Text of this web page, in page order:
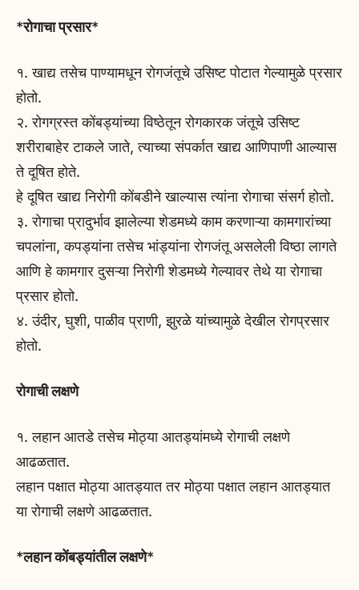
*रोगाचा प्रसार*
१. खाद्य तसेच पाण्यामधून रोगजंतूचे उसिष्ट पोटात गेल्यामुळे प्रसार
होतो.
२. रोगग्रस्त कोंबड्यांच्या विष्ठेतून रोगकारक जंतूचे उसिष्ट
शरीराबाहेर टाकले जाते, त्याच्या संपर्कात खाद्य आणिपाणी आल्यास
ते दूषित होते.
हे दूषित खाद्य निरोगी कोंबडीने खाल्यास त्यांना रोगाचा संसर्ग होतो.
३. रोगाचा प्रादुर्भाव झालेल्या शेडमध्ये काम करणाऱ्या कामगारांच्या
चपलांना, कपड्यांना तसेच भांड्यांना रोगजंतू असलेली विष्ठा लागते
आणि हे कामगार दुसऱ्या निरोगी शेडमध्ये गेल्यावर तेथे या रोगाचा
प्रसार होतो.
४. उंदीर, घुशी, पाळीव प्राणी, झुरळे यांच्यामुळे देखील रोगप्रसार
होतो.
रोगाची लक्षणे
१. लहान आतडे तसेच मोठ्या आतड्यांमध्ये रोगाची लक्षणे
आढळतात.
लहान पक्षात मोठ्या आतड्यात तर मोठ्या पक्षात लहान आतड्यात
या रोगाची लक्षणे आढळतात.
*लहान कोंबड्यांतील लक्षणे*